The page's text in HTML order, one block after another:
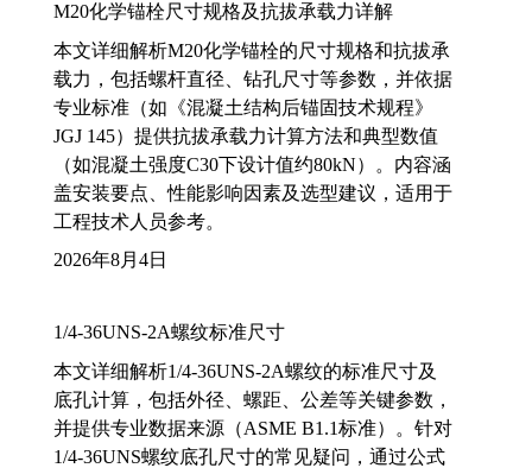
M20化学锚栓尺寸规格及抗拔承载力详解
本文详细解析M20化学锚栓的尺寸规格和抗拔承
载力，包括螺杆直径、钻孔尺寸等参数，并依据
专业标准（如《混凝土结构后锚固技术规程》
JGJ 145）提供抗拔承载力计算方法和典型数值
（如混凝土强度C30下设计值约80kN）。内容涵
盖安装要点、性能影响因素及选型建议，适用于
工程技术人员参考。
2026年8月4日
1/4-36UNS-2A螺纹标准尺寸
本文详细解析1/4-36UNS-2A螺纹的标准尺寸及
底孔计算，包括外径、螺距、公差等关键参数，
并提供专业数据来源（ASME B1.1标准）。针对
1/4-36UNS螺纹底孔尺寸的常见疑问，通过公式